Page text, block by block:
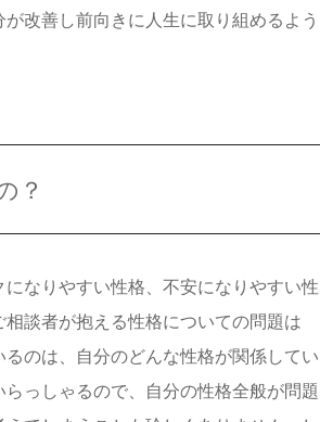
改善し前向きに人生に取り組めるよう
？
なりやすい性格、不安になりやすい性
談者が抱える性格についての問題は
のは、自分のどんな性格が関係してい
っしゃるので、自分の性格全般が問題